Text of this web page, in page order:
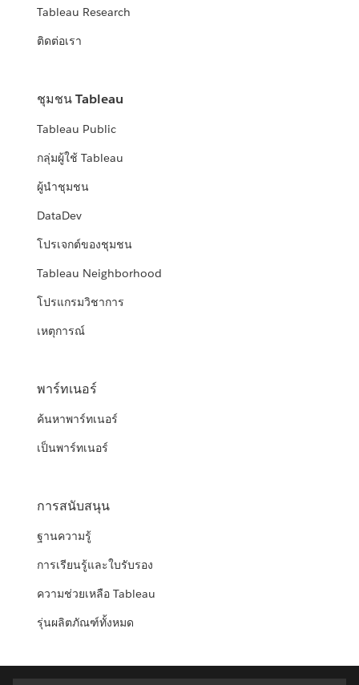
Tableau Research
ติดต่อเรา
ชุมชน Tableau
Tableau Public
กลุ่มผู้ใช้ Tableau
ผู้นำชุมชน
DataDev
โปรเจกต์ของชุมชน
Tableau Neighborhood
โปรแกรมวิชาการ
เหตุการณ์
พาร์ทเนอร์
ค้นหาพาร์ทเนอร์
เป็นพาร์ทเนอร์
การสนับสนุน
ฐานความรู้
การเรียนรู้และใบรับรอง
ความช่วยเหลือ Tableau
รุ่นผลิตภัณฑ์ทั้งหมด